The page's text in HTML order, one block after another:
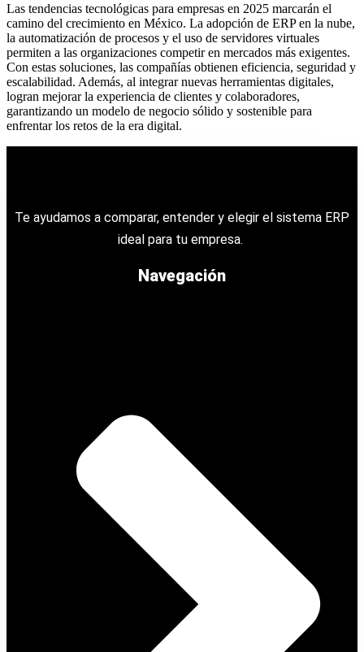
Las tendencias tecnológicas para empresas en 2025 marcarán el
camino del crecimiento en México. La adopción de ERP en la nube,
la automatización de procesos y el uso de servidores virtuales
permiten a las organizaciones competir en mercados más exigentes.
Con estas soluciones, las compañías obtienen eficiencia, seguridad y
escalabilidad. Además, al integrar nuevas herramientas digitales,
logran mejorar la experiencia de clientes y colaboradores,
garantizando un modelo de negocio sólido y sostenible para
enfrentar los retos de la era digital.
Te ayudamos a comparar, entender y elegir el sistema ERP
ideal para tu empresa.
Navegación